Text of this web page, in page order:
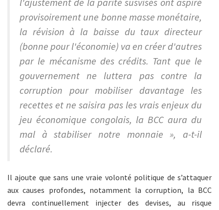
provisoirement une bonne masse monétaire,
la révision à la baisse du taux directeur
(bonne pour l'économie) va en créer d'autres
par le mécanisme des crédits. Tant que le
gouvernement ne luttera pas contre la
corruption pour mobiliser davantage les
recettes et ne saisira pas les vrais enjeux du
jeu économique congolais, la BCC aura du
mal à stabiliser notre monnaie », a-t-il
déclaré.
Il ajoute que sans une vraie volonté politique de s’attaquer
aux causes profondes, notamment la corruption, la BCC
devra continuellement injecter des devises, au risque